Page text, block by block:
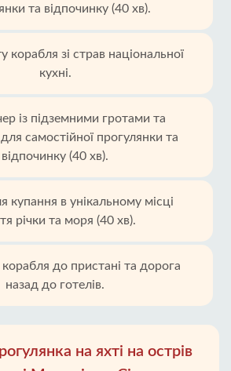
та відпочинку (40 хв).
корабля зі страв національної
кухні.
із підземними гротами та
самостійної прогулянки та
відпочинку (40 хв).
купання в унікальному місці
річки та моря (40 хв).
до пристані та дорога
назад до готелів.
на яхті на острів